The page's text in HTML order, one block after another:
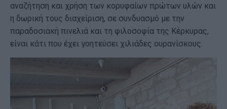
αναζήτηση και χρήση των κορυφαίων πρώτων υλών και
η δωρική τους διαχείριση, σε συνδυασμό με την
παραδοσιακή πινελιά και τη φιλοσοφία της Κέρκυρας,
είναι κάτι που έχει γοητεύσει χιλιάδες ουρανίσκους.